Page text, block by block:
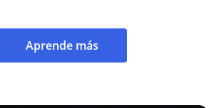
Aprende más